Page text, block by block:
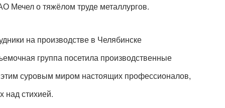
о тяжёлом труде металлургов.
на производстве в Челябинске
группа посетила производственные
суровым миром настоящих профессионалов,
над стихией.